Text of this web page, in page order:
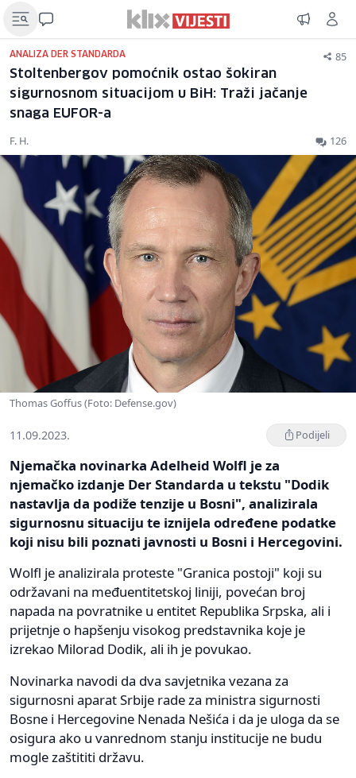
ANALIZA DER STANDARDA 85
Stoltenbergov pomoćnik ostao šokiran
sigurnosnom situacijom u BiH: Traži jačanje
snaga EUFOR-a
F. H. 126
Thomas Goffus (Foto: Defense.gov)
11.09.2023. Podijeli
Njemačka novinarka Adelheid Wolfl je za
njemačko izdanje Der Standarda u tekstu "Dodik
nastavlja da podiže tenzije u Bosni", analizirala
sigurnosnu situaciju te iznijela određene podatke
koji nisu bili poznati javnosti u Bosni i Hercegovini.
Wolfl je analizirala proteste "Granica postoji" koji su
održavani na međuentitetskoj liniji, povećan broj
napada na povratnike u entitet Republika Srpska, ali i
prijetnje o hapšenju visokog predstavnika koje je
izrekao Milorad Dodik, ali ih je povukao.
Novinarka navodi da dva savjetnika vezana za
sigurnosni aparat Srbije rade za ministra sigurnosti
Bosne i Hercegovine Nenada Nešića i da je uloga da se
osigura ako u vanrednom stanju institucije ne budu
mogle zaštititi državu.